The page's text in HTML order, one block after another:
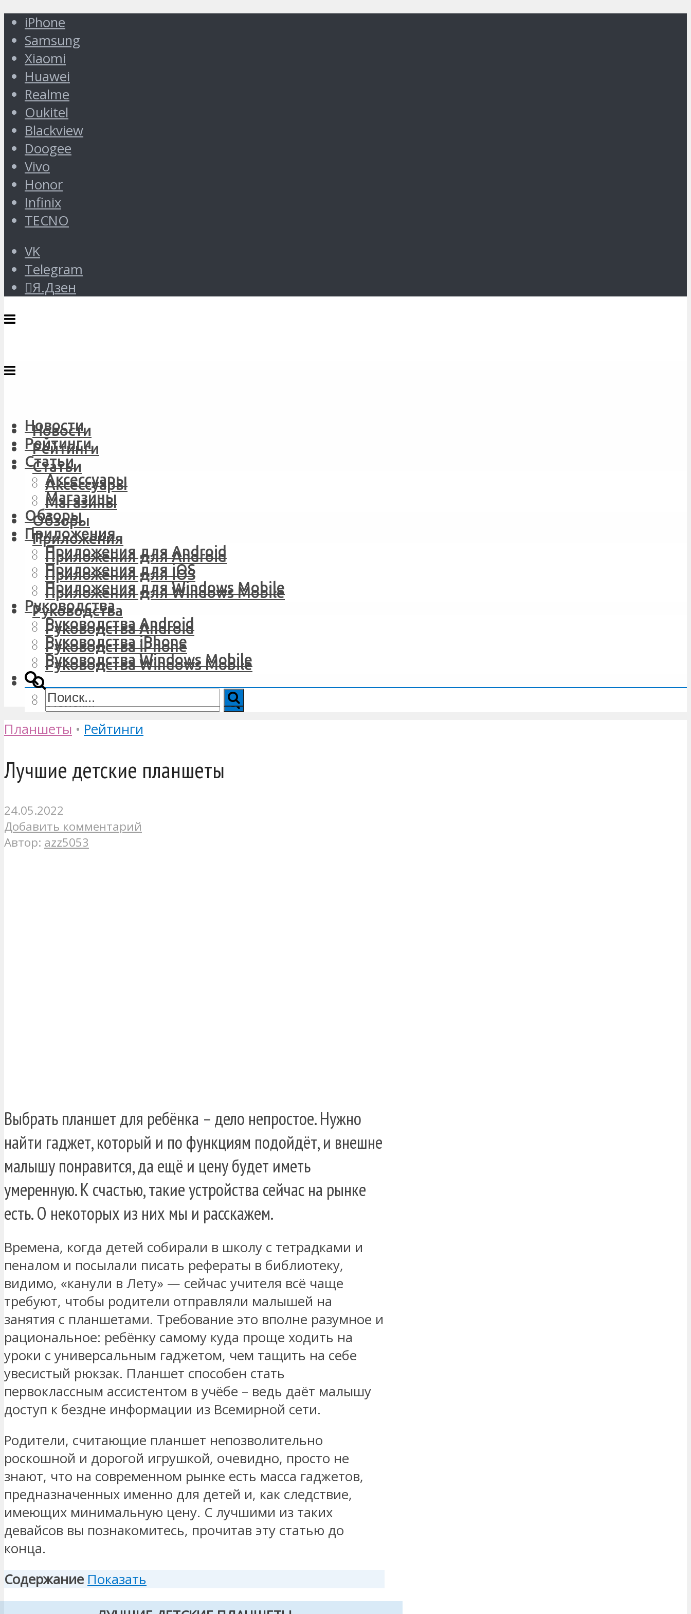
iPhone
Samsung
Xiaomi
Huawei
Realme
Oukitel
Blackview
Doogee
Vivo
Honor
Infinix
TECNO
VK
Telegram
Я.Дзен
Новости
Рейтинги
Статьи
Аксессуары
Магазины
Обзоры
Приложения
Приложения для Android
Приложения для iOS
Приложения для Windows Mobile
Руководства
Руководства Android
Руководства iPhone
Руководства Windows Mobile
Новости
Рейтинги
Статьи
Аксессуары
Магазины
Обзоры
Приложения
Приложения для Android
Приложения для iOS
Приложения для Windows Mobile
Руководства
Руководства Android
Руководства iPhone
Руководства Windows Mobile
Планшеты • Рейтинги
Лучшие детские планшеты
24.05.2022
Добавить комментарий
Автор: azz5053
Выбрать планшет для ребёнка – дело непростое. Нужно
найти гаджет, который и по функциям подойдёт, и внешне
малышу понравится, да ещё и цену будет иметь
умеренную. К счастью, такие устройства сейчас на рынке
есть. О некоторых из них мы и расскажем.
Времена, когда детей собирали в школу с тетрадками и
пеналом и посылали писать рефераты в библиотеку,
видимо, «канули в Лету» — сейчас учителя всё чаще
требуют, чтобы родители отправляли малышей на
занятия с планшетами. Требование это вполне разумное и
рациональное: ребёнку самому куда проще ходить на
уроки с универсальным гаджетом, чем тащить на себе
увесистый рюкзак. Планшет способен стать
первоклассным ассистентом в учёбе – ведь даёт малышу
доступ к бездне информации из Всемирной сети.
Родители, считающие планшет непозволительно
роскошной и дорогой игрушкой, очевидно, просто не
знают, что на современном рынке есть масса гаджетов,
предназначенных именно для детей и, как следствие,
имеющих минимальную цену. С лучшими из таких
девайсов вы познакомитесь, прочитав эту статью до
конца.
Содержание Показать